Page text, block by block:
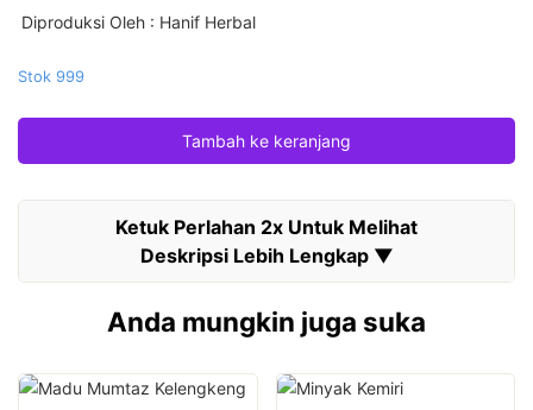
Diproduksi Oleh : Hanif Herbal
Stok 999
Tambah ke keranjang
Anda mungkin juga suka